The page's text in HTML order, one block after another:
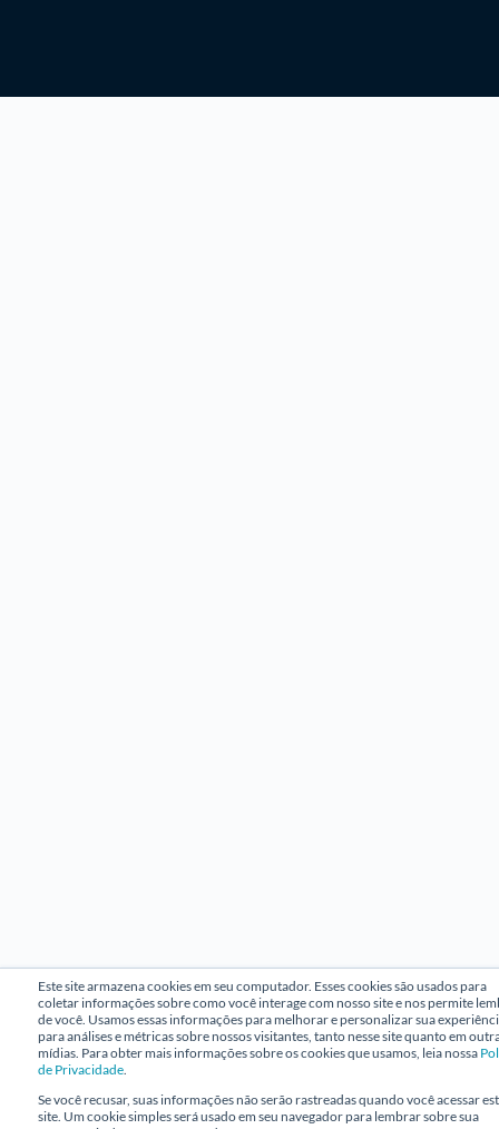
Este site armazena cookies em seu computador. Esses cookies são usados para
coletar informações sobre como você interage com nosso site e nos permite
de você. Usamos essas informações para melhorar e personalizar sua
para análises e métricas sobre nossos visitantes, tanto nesse site quanto em
mídias. Para obter mais informações sobre os cookies que usamos, leia nossa
de Privacidade.
Se você recusar, suas informações não serão rastreadas quando você acessar
site. Um cookie simples será usado em seu navegador para lembrar sobre sua